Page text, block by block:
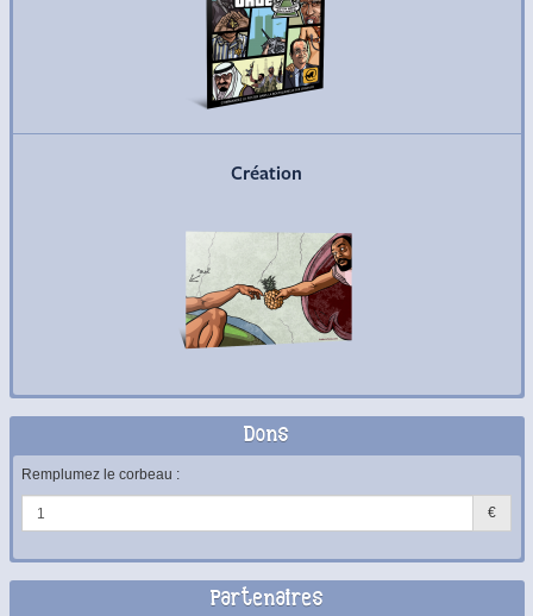
Création
Commander
Dons
Remplumez le corbeau :
€
Partenaires